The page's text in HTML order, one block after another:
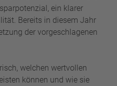
ein klarer
Bereits in diesem Jahr
der vorgeschlagenen
welchen wertvollen
können und wie sie